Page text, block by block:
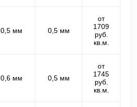
0,5 мм 0,5 мм
от
1709
руб.
кв.м.
0,6 мм 0,5 мм
от
1745
руб.
кв.м.